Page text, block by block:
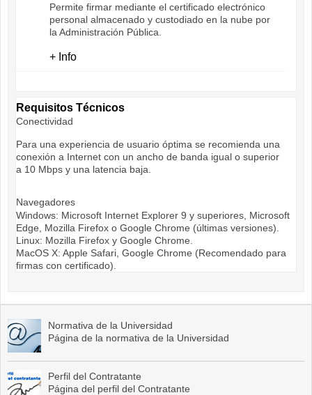
Permite firmar mediante el certificado electrónico
personal almacenado y custodiado en la nube por
la Administración Pública.
+ Info
Requisitos Técnicos
Conectividad
Para una experiencia de usuario óptima se recomienda una
conexión a Internet con un ancho de banda igual o superior
a 10 Mbps y una latencia baja.
Navegadores
Windows: Microsoft Internet Explorer 9 y superiores, Microsoft
Edge, Mozilla Firefox o Google Chrome (últimas versiones).
Linux: Mozilla Firefox y Google Chrome.
MacOS X: Apple Safari, Google Chrome (Recomendado para
firmas con certificado).
Normativa de la Universidad
Página de la normativa de la Universidad
Perfil del Contratante
Página del perfil del Contratante